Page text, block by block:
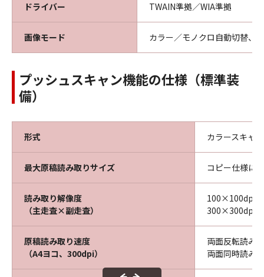
ドライバー TWAIN準拠／WIA準拠
画像モード カラー／モノクロ自動切替、
プッシュスキャン機能の仕様（標準装
備）
形式 カラースキャ
最大原稿読み取りサイズ コピー仕様に
読み取り解像度
（主走査×副走査）
100×100dpi
300×300dpi
原稿読み取り速度
（A4ヨコ、300dpi）
両面反転読み
両面同時読み